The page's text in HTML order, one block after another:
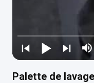
Palette de